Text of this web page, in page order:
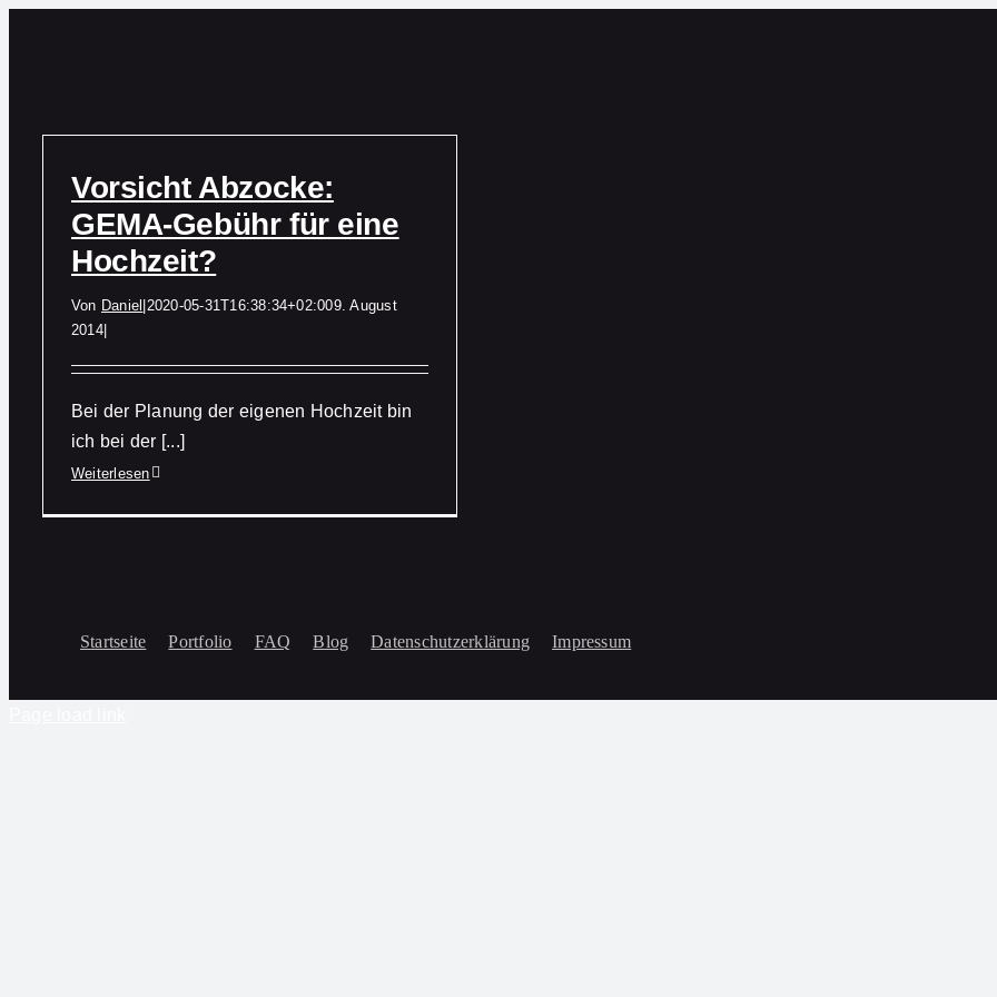
Vorsicht Abzocke:
GEMA-Gebühr für eine
Hochzeit?
Von Daniel 2020-05-31T16:38:34+02:009. August
2014|
Bei der Planung der eigenen Hochzeit bin
ich bei der [...]
Weiterlesen
Startseite Portfolio FAQ Blog Datenschutzerklärung Impressum